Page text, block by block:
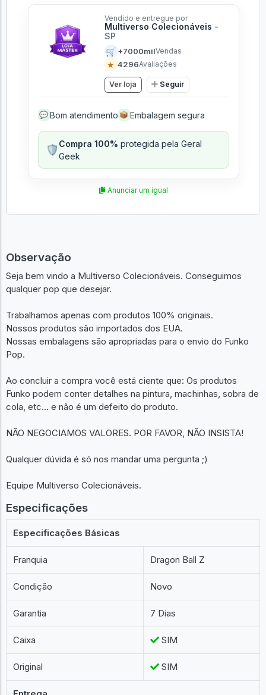
Vendido e entregue por
Multiverso Colecionáveis -
SP
🛒 +7000milVendas
★ 4296Avaliações
Ver loja Seguir
💬 Bom atendimento 📦 Embalagem segura
🛡️Compra 100% protegida pela Geral
Geek
Anunciar um igual
Observação
Seja bem vindo a Multiverso Colecionáveis. Conseguimos
qualquer pop que desejar.
Trabalhamos apenas com produtos 100% originais.
Nossos produtos são importados dos EUA.
Nossas embalagens são apropriadas para o envio do Funko
Pop.
Ao concluir a compra você está ciente que: Os produtos
Funko podem conter detalhes na pintura, machinhas, sobra de
cola, etc... e não é um defeito do produto.
NÃO NEGOCIAMOS VALORES. POR FAVOR, NÃO INSISTA!
Qualquer dúvida é só nos mandar uma pergunta ;)
Equipe Multiverso Colecionáveis.
Especificações
Especificações Básicas
Franquia Dragon Ball Z
Condição Novo
Garantia 7 Dias
Caixa SIM
Original SIM